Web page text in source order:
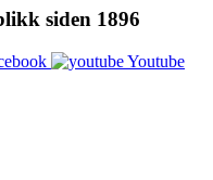
siden 1896
Youtube